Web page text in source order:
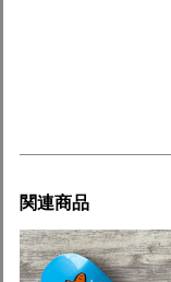
関連商品